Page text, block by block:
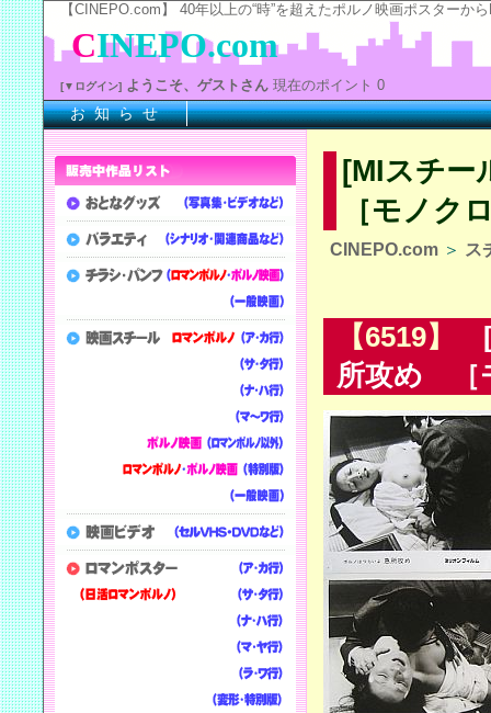
【CINEPO.com】 40年以上の“時”を超えたポルノ映画ポスター
[MIスチ
［モノク
CINEPO.com ＞ ス
【6519】
所攻め ［
※
CINEPO.com
[▼ログイン] ようこそ、ゲストさん 現在のポイント 0
お 知 ら せ